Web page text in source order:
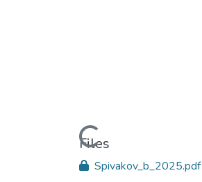
Loading...
Files
Spivakov_b_2025.pdf